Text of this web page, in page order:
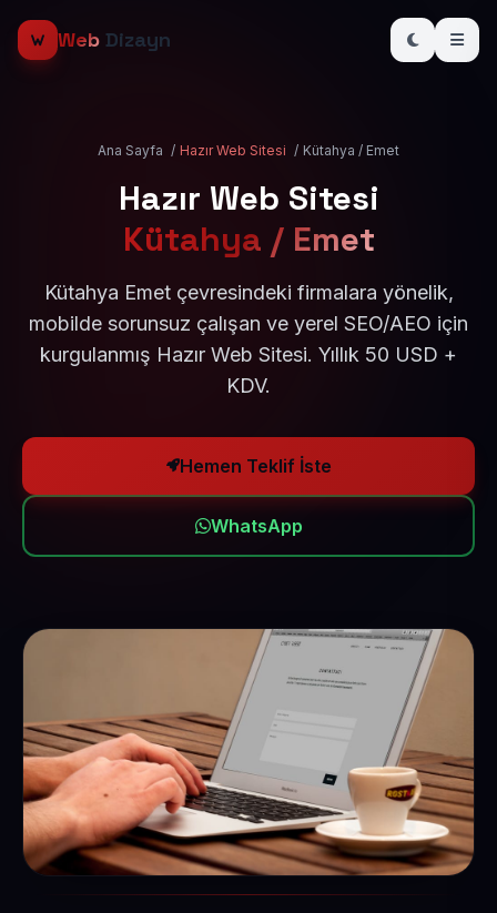
Web Dizayn
Ana Sayfa / Hazır Web Sitesi / Kütahya / Emet
Hazır Web Sitesi
Kütahya / Emet
Kütahya Emet çevresindeki firmalara yönelik,
mobilde sorunsuz çalışan ve yerel SEO/AEO için
kurgulanmış Hazır Web Sitesi. Yıllık 50 USD +
KDV.
Hemen Teklif İste
WhatsApp